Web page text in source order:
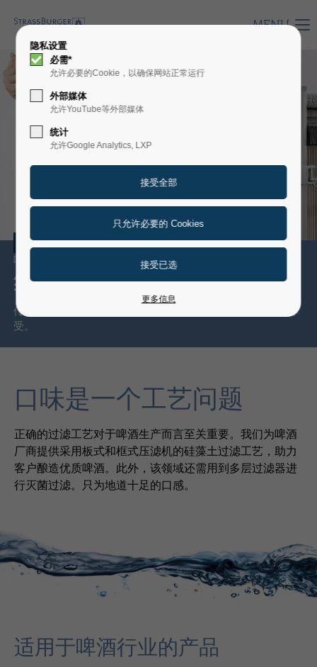
MENU
啤酒
啤酒花和麦芽所缔造的精华
纯粹无掺杂的味道
传统酿造技艺与最先进的过滤工艺相辅相成，带来顶级味觉享
受。
口味是一个工艺问题
正确的过滤工艺对于啤酒生产而言至关重要。我们为啤酒
厂商提供采用板式和框式压滤机的硅藻土过滤工艺，助力
客户酿造优质啤酒。此外，该领域还需用到多层过滤器进
行灭菌过滤。只为地道十足的口感。
适用于啤酒行业的产品
隐私设置
必需*
允许必要的Cookie，以确保网站正常运行
外部媒体
允许YouTube等外部媒体
统计
允许Google Analytics, LXP
更多信息